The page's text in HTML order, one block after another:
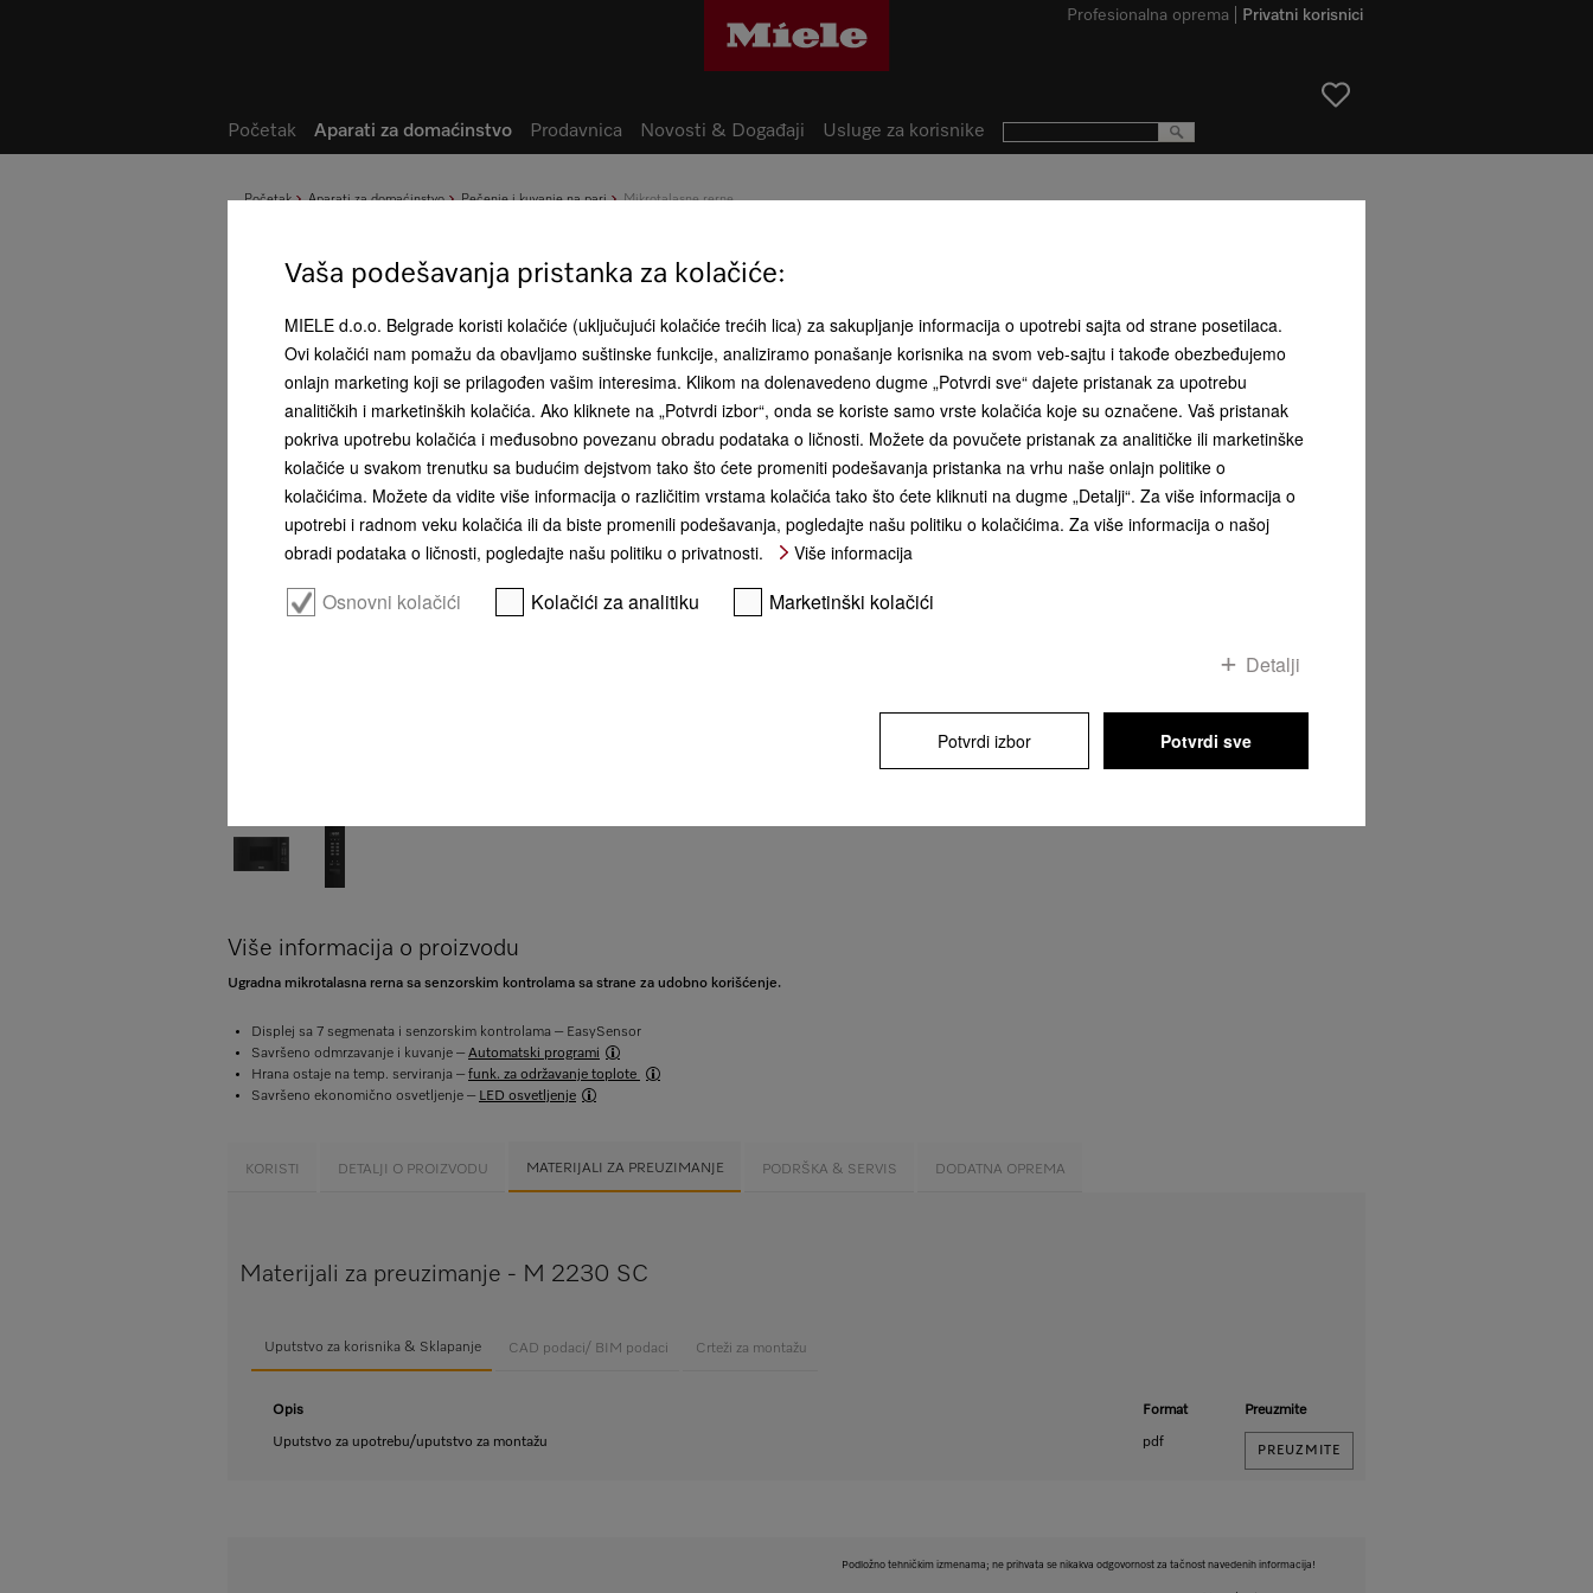
Početak Aparati za domaćinstvo Pečenje i kuvanje na pari Mikrotalasne rerne
RSD 110.000,00
Boja proizvoda:
** cena sa PDV-om, bez transporta
Više informacija o proizvodu
Ugradna mikrotalasna rerna sa senzorskim kontrolama sa strane za udobno korišćenje.
Displej sa 7 segmenata i senzorskim kontrolama – EasySensor
Savršeno odmrzavanje i kuvanje – Automatski programi
Hrana ostaje na temp. serviranja – funk. za održavanje toplote
Savršeno ekonomično osvetljenje – LED osvetljenje
KORISTI DETALJI O PROIZVODU MATERIJALI ZA PREUZIMANJE PODRŠKA & SERVIS DODATNA OPREMA
Materijali za preuzimanje - M 2230 SC
Uputstvo za korisnika & Sklapanje CAD podaci/ BIM podaci Crteži za montažu
Opis Format Preuzmite
Uputstvo za upotrebu/uputstvo za montažu pdf
PREUZMITE
Podložno tehničkim izmenama; ne prihvata se nikakva odgovornost za tačnost navedenih informacija!
Privatni korisnici
Profesionalna oprema
Početak Aparati za domaćinstvo Prodavnica Novosti & Događaji Usluge za korisnike
Vaša podešavanja pristanka za kolačiće:
MIELE d.o.o. Belgrade koristi kolačiće (uključujući kolačiće trećih lica) za sakupljanje informacija o upotrebi sajta od strane posetilaca.
Ovi kolačići nam pomažu da obavljamo suštinske funkcije, analiziramo ponašanje korisnika na svom veb-sajtu i takođe obezbeđujemo
onlajn marketing koji se prilagođen vašim interesima. Klikom na dolenavedeno dugme „Potvrdi sve“ dajete pristanak za upotrebu
analitičkih i marketinških kolačića. Ako kliknete na „Potvrdi izbor“, onda se koriste samo vrste kolačića koje su označene. Vaš pristanak
pokriva upotrebu kolačića i međusobno povezanu obradu podataka o ličnosti. Možete da povučete pristanak za analitičke ili marketinške
kolačiće u svakom trenutku sa budućim dejstvom tako što ćete promeniti podešavanja pristanka na vrhu naše onlajn politike o
kolačićima. Možete da vidite više informacija o različitim vrstama kolačića tako što ćete kliknuti na dugme „Detalji“. Za više informacija o
upotrebi i radnom veku kolačića ili da biste promenili podešavanja, pogledajte našu politiku o kolačićima. Za više informacija o našoj
obradi podataka o ličnosti, pogledajte našu politiku o privatnosti.
Više informacija
Osnovni kolačići Kolačići za analitiku Marketinški kolačići
Detalji
Potvrdi izbor Potvrdi sve